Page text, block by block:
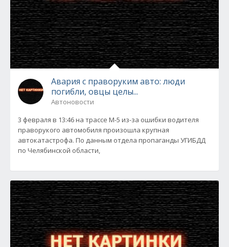
Авария с праворуким авто: люди
погибли, овцы целы...
Автоновости
3 февраля в 13:46 на трассе М-5 из-за ошибки водителя
праворукого автомобиля произошла крупная
автокатастрофа. По данным отдела пропаганды УГИБДД
по Челябинской области,